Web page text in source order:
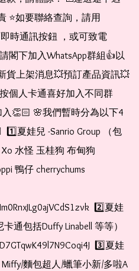
⭐️如要聯絡查詢，請用
時通訊按鈕 ，或可致電
閣下加入WhatsApp群組👍以
貨上架消息💥預訂產品資訊💥
個人卡通喜好加入不同群
👏🏻 🌸我們暫時分為以下4
1️⃣夏娃兒 -Sanrio Group （包
Xo 水怪 玉桂狗 布甸狗
鴨仔 cherrychums
2️⃣夏娃
通包括Duffy Linabell 等等）
3️⃣夏娃
麵包超人/蠟筆小新/多啦A